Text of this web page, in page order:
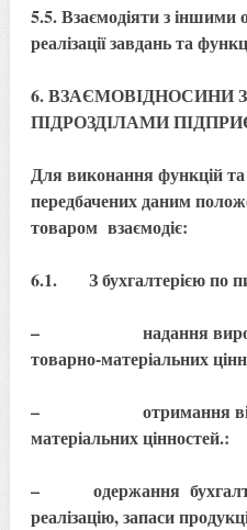
5.5. Взаємодіяти з іншими
реалізації завдань та
6. ВЗАЄМОВІДНОСИНИ
ПІДРОЗДІЛАМИ
Для виконання функцій та
передбачених даним
товаром взаємодіє:
6.1. З бухгалтерією по
– надання
товарно-матеріальних
– отримання
матеріальних цінностей.:
– одержання
реалізацію, запаси